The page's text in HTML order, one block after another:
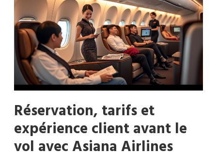
Réservation, tarifs et
expérience client avant le
vol avec Asiana Airlines